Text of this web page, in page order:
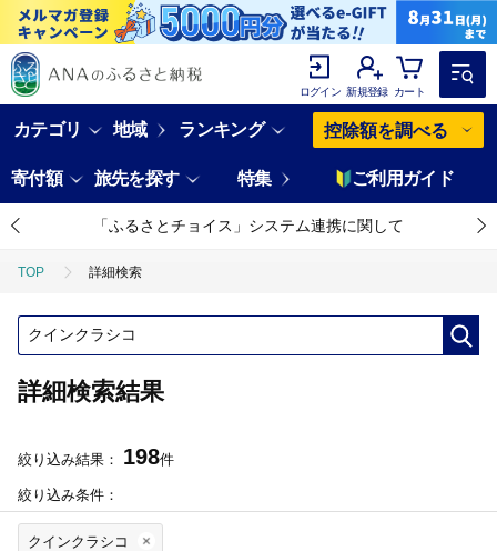
ログイン 新規登録 カート
カテゴリ 地域 ランキング 控除額を調べる
寄付額 旅先を探す 特集 ご利用ガイド
「ふるさとチョイス」システム連携に関して
TOP 詳細検索
詳細検索結果
絞り込み結果： 198件
絞り込み条件：
クインクラシコ